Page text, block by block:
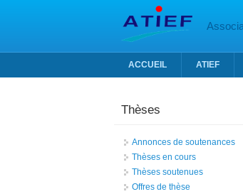
ACCUEIL ATIEF
Thèses
Annonces de soutenances
Thèses en cours
Thèses soutenues
Offres de thèse